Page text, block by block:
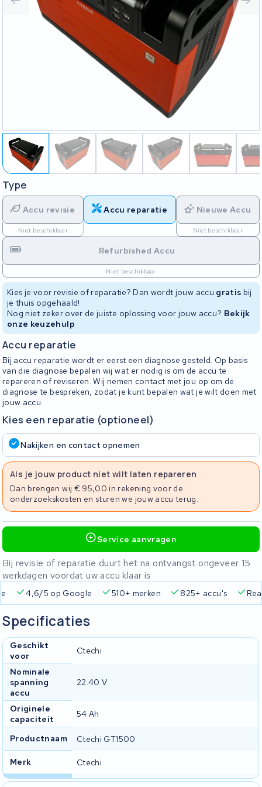
Type
Accu revisie
Niet beschikbaar
Accu reparatie Nieuwe Accu
Niet beschikbaar
Refurbished Accu
Niet beschikbaar
Kies je voor revisie of reparatie? Dan wordt jouw accu gratis bij
je thuis opgehaald!
Nog niet zeker over de juiste oplossing voor jouw accu? Bekijk
onze keuzehulp
Accu reparatie
Bij accu reparatie wordt er eerst een diagnose gesteld. Op basis
van die diagnose bepalen wij wat er nodig is om de accu te
repareren of reviseren. Wij nemen contact met jou op om de
diagnose te bespreken, zodat je kunt bepalen wat je wilt doen met
jouw accu.
Kies een reparatie (optioneel)
Nakijken en contact opnemen
Als je jouw product niet wilt laten repareren
Dan brengen wij € 95,00 in rekening voor de
onderzoekskosten en sturen we jouw accu terug.
Service aanvragen
Bij revisie of reparatie duurt het na ontvangst ongeveer 15
werkdagen voordat uw accu klaar is
4,6/5 op Google 510+ merken 825+ accu's
Specificaties
Geschikt
voor
Ctechi
Nominale
spanning
accu
22.40 V
Originele
capaciteit
54 Ah
Productnaam Ctechi GT1500
Merk Ctechi